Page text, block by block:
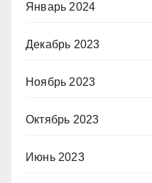
Январь 2024
Декабрь 2023
Ноябрь 2023
Октябрь 2023
Июнь 2023